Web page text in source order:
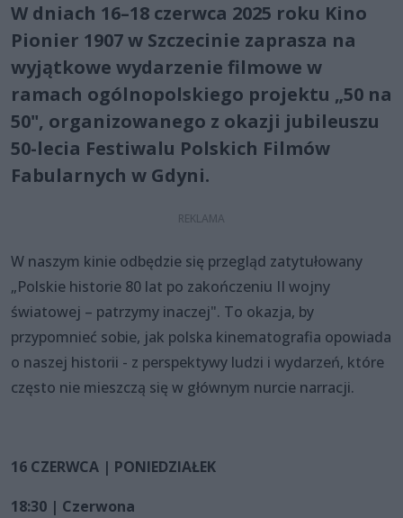
W dniach 16–18 czerwca 2025 roku Kino
Pionier 1907 w Szczecinie zaprasza na
wyjątkowe wydarzenie filmowe w
ramach ogólnopolskiego projektu „50 na
50", organizowanego z okazji jubileuszu
50-lecia Festiwalu Polskich Filmów
Fabularnych w Gdyni.
W naszym kinie odbędzie się przegląd zatytułowany
„Polskie historie 80 lat po zakończeniu II wojny
światowej – patrzymy inaczej". To okazja, by
przypomnieć sobie, jak polska kinematografia opowiada
o naszej historii - z perspektywy ludzi i wydarzeń, które
często nie mieszczą się w głównym nurcie narracji.
16 CZERWCA | PONIEDZIAŁEK
18:30 | Czerwona